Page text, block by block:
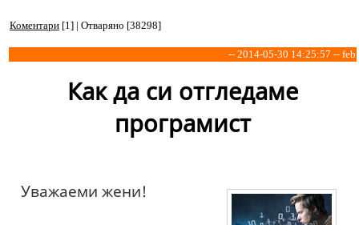
Коментари [1] | Отваряно [38298]
-- 2014-05-30 14:25:57 -- feb
Как да си отгледаме
програмист
Уважаеми жени!